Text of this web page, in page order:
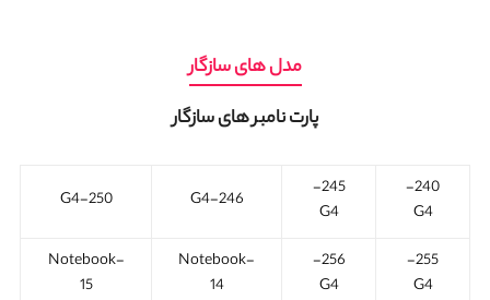
مدل های سازگار
پارت نامبر های سازگار
240-
G4
245-
G4
246-G4
250-G4
255-
G4
256-
G4
Notebook-
14
Notebook-
15